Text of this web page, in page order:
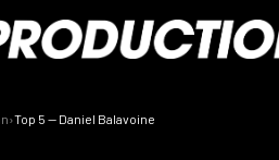
›Top 5 — Daniel Balavoine